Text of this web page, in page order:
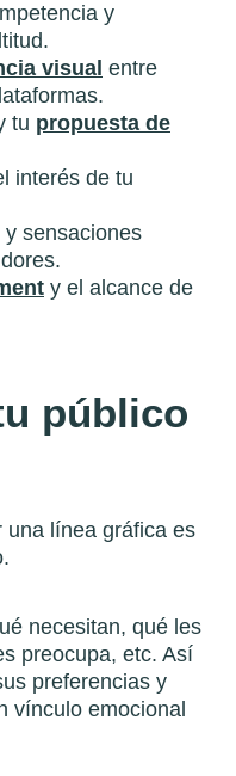
y
visual entre
tu propuesta de
interés de tu
y sensaciones
y el alcance de
público
una línea gráfica es
necesitan, qué les
preocupa, etc. Así
preferencias y
vínculo emocional